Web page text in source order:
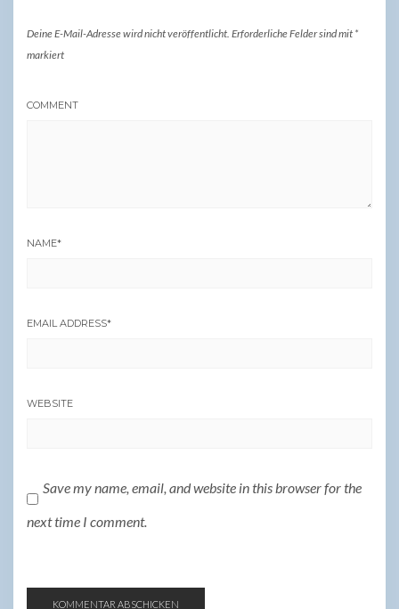
Deine E-Mail-Adresse wird nicht veröffentlicht. Erforderliche Felder sind mit *
markiert
COMMENT
NAME*
EMAIL ADDRESS*
WEBSITE
Save my name, email, and website in this browser for the
next time I comment.